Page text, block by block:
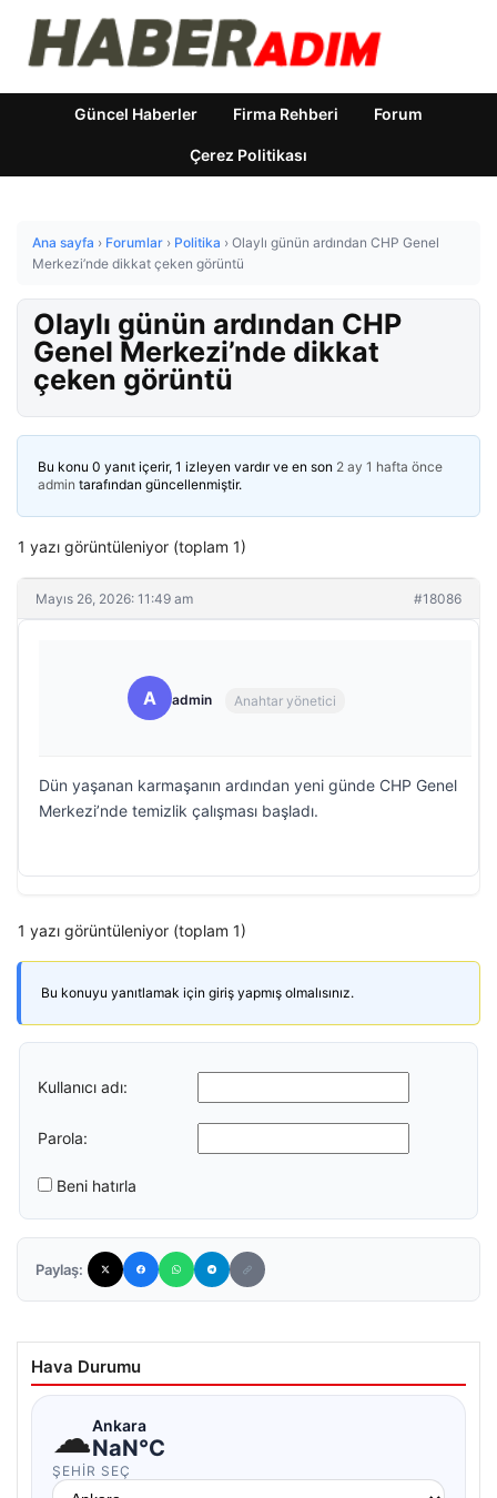
Güncel Haberler Firma Rehberi Forum
Çerez Politikası
Ana sayfa › Forumlar › Politika › Olaylı günün ardından CHP Genel
Merkezi’nde dikkat çeken görüntü
Olaylı günün ardından CHP
Genel Merkezi’nde dikkat
çeken görüntü
Bu konu 0 yanıt içerir, 1 izleyen vardır ve en son 2 ay 1 hafta önce
admin tarafından güncellenmiştir.
1 yazı görüntüleniyor (toplam 1)
Mayıs 26, 2026: 11:49 am #18086
A admin Anahtar yönetici
Dün yaşanan karmaşanın ardından yeni günde CHP Genel
Merkezi’nde temizlik çalışması başladı.
1 yazı görüntüleniyor (toplam 1)
Bu konuyu yanıtlamak için giriş yapmış olmalısınız.
Kullanıcı adı:
Parola:
Beni hatırla
Paylaş:
Hava Durumu
☁Ankara
NaN°C
ŞEHIR SEÇ